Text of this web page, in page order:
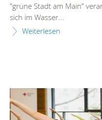
"grüne Stadt am Main"
sich im Wasser...
Weiterlesen